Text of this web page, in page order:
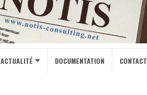
ACTUALITÉ DOCUMENTATION CONTACT